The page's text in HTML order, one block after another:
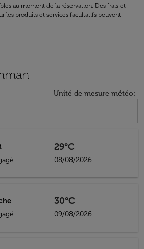
au moment de la réservation. Des frais et
les produits et services facultatifs peuvent
Unité de mesure météo:
29°C
08/08/2026
30°C
09/08/2026